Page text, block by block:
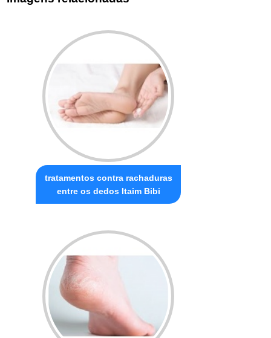
tratamentos contra rachaduras
entre os dedos Itaim Bibi